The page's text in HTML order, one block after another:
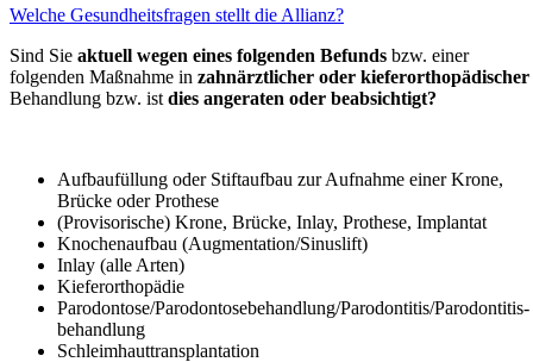
Welche Gesundheitsfragen stellt die Allianz?
Sind Sie aktuell wegen eines folgenden Befunds bzw. einer
folgenden Maßnahme in zahnärztlicher oder kieferorthopädischer
Behandlung bzw. ist dies angeraten oder beabsichtigt?
Aufbaufüllung oder Stiftaufbau zur Aufnahme einer Krone,
Brücke oder Prothese
(Provisorische) Krone, Brücke, Inlay, Prothese, Implantat
Knochenaufbau (Augmentation/Sinuslift)
Inlay (alle Arten)
Kieferorthopädie
Parodontose/Parodontose­behandlung/Parodontitis/Parodontitis­
behandlung
Schleimhaut­transplantation